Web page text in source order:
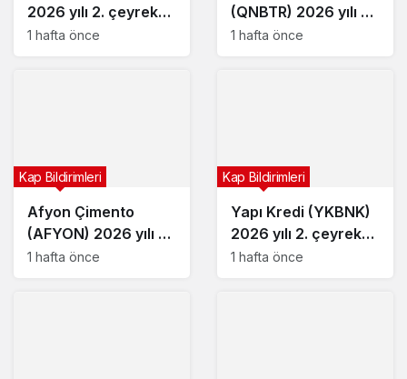
2026 yılı 2. çeyrek
bilançosunu açıkladı
1 hafta önce
(QNBTR) 2026 yılı 2.
çeyrek bilançosunu
1 hafta önce
Afyon Çimento
(AFYON) 2026 yılı 2.
çeyrek bilançosunu
Kap Bildirimleri
1 hafta önce
Yapı Kredi (YKBNK)
2026 yılı 2. çeyrek
bilançosunu açıkladı
Kap Bildirimleri
1 hafta önce